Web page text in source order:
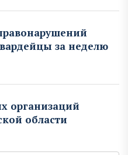
за неделю
организаций
области